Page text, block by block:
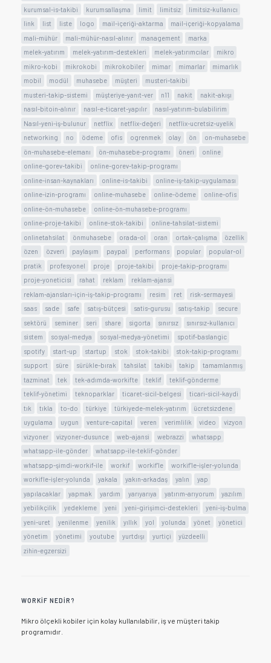
kurumsal-is-takibi
kurumsallaşma limit limitsiz
limitsiz-kullanıcı
link
list liste logo mail-içeriği-aktarma
mail-içeriği-kopyalama
mali-mühür
mali-mühür-nasıl-alınır management
marka
melek-yatırım
melek-yatırım-destekleri melek-yatırımcılar
mikro
mikro-kobi
mikrokobi mikrokobiler mimar mimarlar
mimarlık
mobil
modül muhasebe müşteri
musteri-takibi
musteri-takip-sistemi
müşteriye-yanıt-ver n11 nakit
nakit-akışı
nasıl-bitoin-alınır
nasıl-e-ticaret-yapılır
nasıl-yatırım-bulabilirim
Nasıl-yeni-iş-bulunur
netflix netflix-değeri
netflix-ucretsiz-uyelik
networking
no ödeme ofis ogrenmek olay ön
on-muhasebe
ön-muhasebe-elemanı
ön-muhasebe-programı öneri
online
online-gorev-takibi
online-gorev-takip-programı
online-insan-kaynakları
online-is-takibi
online-iş-takip-uygulaması
online-izin-programı
online-muhasebe online-ödeme
online-ofis
online-ön-muhasebe
online-ön-muhasebe-programı
online-proje-takibi
online-stok-takibi
online-tahsilat-sistemi
onlinetahsilat
önmuhasebe orada-ol oran ortak-çalışma
özellik
özen
özveri paylaşım paypal performans popular
popular-ol
pratik
profesyonel proje proje-takibi
proje-takip-programı
proje-yoneticisi
rahat reklam
reklam-ajansi
reklam-ajansları-için-iş-takip-programı
resim ret
risk-sermayesi
saas
sade safe satış-bütçesi satis-gurusu satış-takip
secure
sektörü
seminer seri share sigorta sınırsız
sınırsız-kullanıcı
sistem
sosyal-medya sosyal-medya-yönetimi
spotif-baslangic
spotify
start-up startup stok stok-takibi
stok-takip-programı
support
süre sürükle-bırak tahsilat takibi takip
tamamlanmış
tazminat
tek tek-adımda-workifte teklif
teklif-gönderme
teklif-yönetimi
teknoparklar ticaret-sicil-belgesi
ticari-sicil-kaydi
tık
tıkla to-do türkiye türkiyede-melek-yatırım
ücretsizdene
uygulama
uygun venture-capital veren verimlilik video
vizyon
vizyoner
vizyoner-dusunce web-ajansi webrazzi
whatsapp
whatsapp-ile-gönder
whatsapp-ile-teklif-gönder
whatsapp-şimdi-workif-ile
workif workif'le
workif'le-işler-yolunda
workifle-işler-yolunda
yakala yakın-arkadaş yalın
yap
yapılacaklar
yapmak yardım yarıyarıya yatırım-arıyorum
yazılım
yebilikçilik
yedekleme yeni yeni-girişimci-destekleri
yeni-iş-bulma
yeni-uret
yenilenme yenilik yıllık yol yolunda yönet
yönetici
yönetim
yönetimi youtube yurtdışı yurtiçi
yüzdeelli
zihin-egzersizi
WORKIF NEDIR?
Mikro ölçekli kobiler için kolay kullanılabilir, iş ve müşteri takip
programıdır.